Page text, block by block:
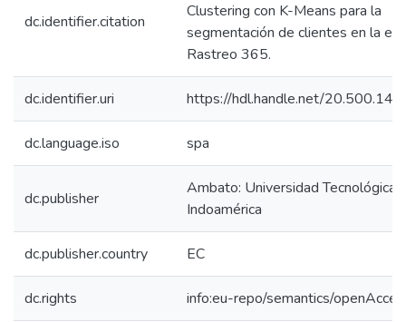
dc.identifier.citation
Clustering con K-Means para la
segmentación de clientes en la
Rastreo 365.
dc.identifier.uri https://hdl.handle.net/
dc.language.iso spa
dc.publisher
Ambato: Universidad Tecnológica
Indoamérica
dc.publisher.country EC
dc.rights info:eu-repo/semantics/